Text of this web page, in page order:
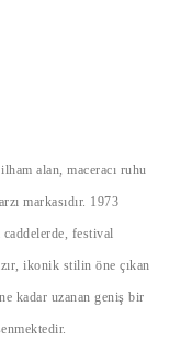
alan, maceracı ruhu
markasıdır. 1973
festival
ikonik stilin öne çıkan
kadar uzanan geniş bir